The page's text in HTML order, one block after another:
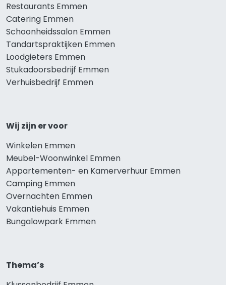
Restaurants Emmen
Catering Emmen
Schoonheidssalon Emmen
Tandartspraktijken Emmen
Loodgieters Emmen
Stukadoorsbedrijf Emmen
Verhuisbedrijf Emmen
Wij zijn er voor
Winkelen Emmen
Meubel-Woonwinkel Emmen
Appartementen- en Kamerverhuur Emmen
Camping Emmen
Overnachten Emmen
Vakantiehuis Emmen
Bungalowpark Emmen
Thema’s